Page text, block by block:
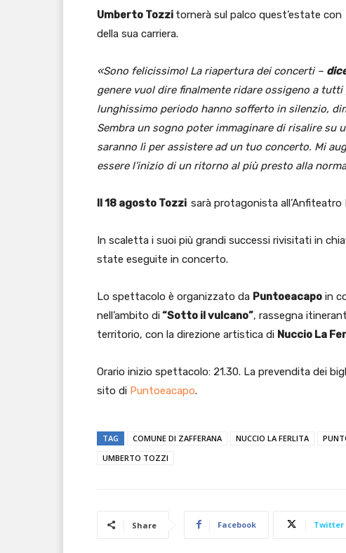
Umberto Tozzi tornerà sul palco quest’estate con
della sua carriera.
«Sono felicissimo! La riapertura dei concerti –
genere vuol dire finalmente ridare ossigeno a
lunghissimo periodo hanno sofferto in silenzio,
Sembra un sogno poter immaginare di risalire su
saranno lì per assistere ad un tuo concerto. Mi
essere l’inizio di un ritorno al più presto alla
Il 18 agosto Tozzi sarà protagonista all’Anfiteatro
In scaletta i suoi più grandi successi rivisitati in
state eseguite in concerto.
Lo spettacolo è organizzato da Puntoeacapo in
nell’ambito di“Sotto il vulcano”, rassegna
territorio, con la direzione artistica di Nuccio La
Orario inizio spettacolo: 21.30. La prevendita dei
sito di Puntoeacapo.
TAG COMUNE DI ZAFFERANA NUCCIO LA FERLITA
UMBERTO TOZZI
Share Facebook Twitter